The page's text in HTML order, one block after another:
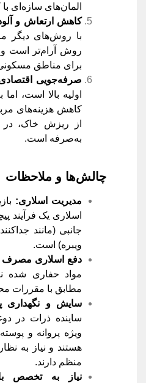
المان‌های سازه‌ای
کاهش ارتعاش و
با روش‌های دیگر
روش آرام‌تر است
برای مناطق
صرفه‌جویی
اولیه بالا است،
کاهش هزینه‌های
از ریزش خاک،
به‌صرفه است.
چالش‌ها و ملاحظات
مدیریت اسلاری:
اسلاری یک فرآیند
جانبی (مانند
ویبره) است.
دفع اسلاری
مواد حفاری شده
مطابق با مقررات
سایش و نگهداری
ساینده ذرات در
ویژه پروانه و
هستند و نیاز به
منظم دارند.
نیاز به تخصص